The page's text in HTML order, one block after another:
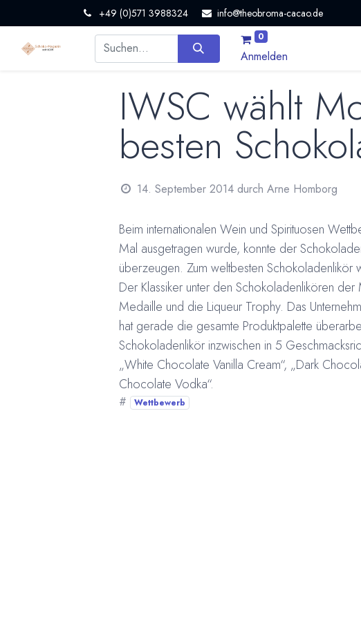
+49 (0)571 3988324 info@theobroma-cacao.de
0
Anmelden
IWSC wählt
besten
14. September 2014 durch Arne Homborg
Beim internationalen Wein und Spirituosen
Mal ausgetragen wurde, konnte der
überzeugen. Zum weltbesten
Der Klassiker unter den Schokoladenlikören
Medaille und die Liqueur Trophy. Das
hat gerade die gesamte Produktpalette
Schokoladenlikör inzwischen in 5
„White Chocolate Vanilla Cream“, „Dark
Chocolate Vodka“.
# Wettbewerb